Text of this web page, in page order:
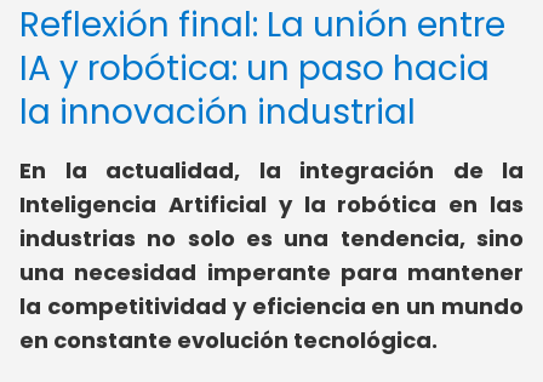
Reflexión final: La unión entre
IA y robótica: un paso hacia
la innovación industrial
En la actualidad, la integración de la
Inteligencia Artificial y la robótica en las
industrias no solo es una tendencia, sino
una necesidad imperante para mantener
la competitividad y eficiencia en un mundo
en constante evolución tecnológica.